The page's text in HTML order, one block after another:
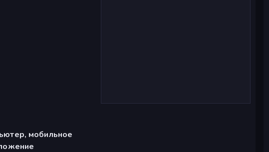
мобильное